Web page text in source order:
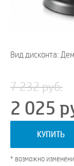
Вид дисконта:
7 232 руб.
2 025
КУПИТЬ
* возможно